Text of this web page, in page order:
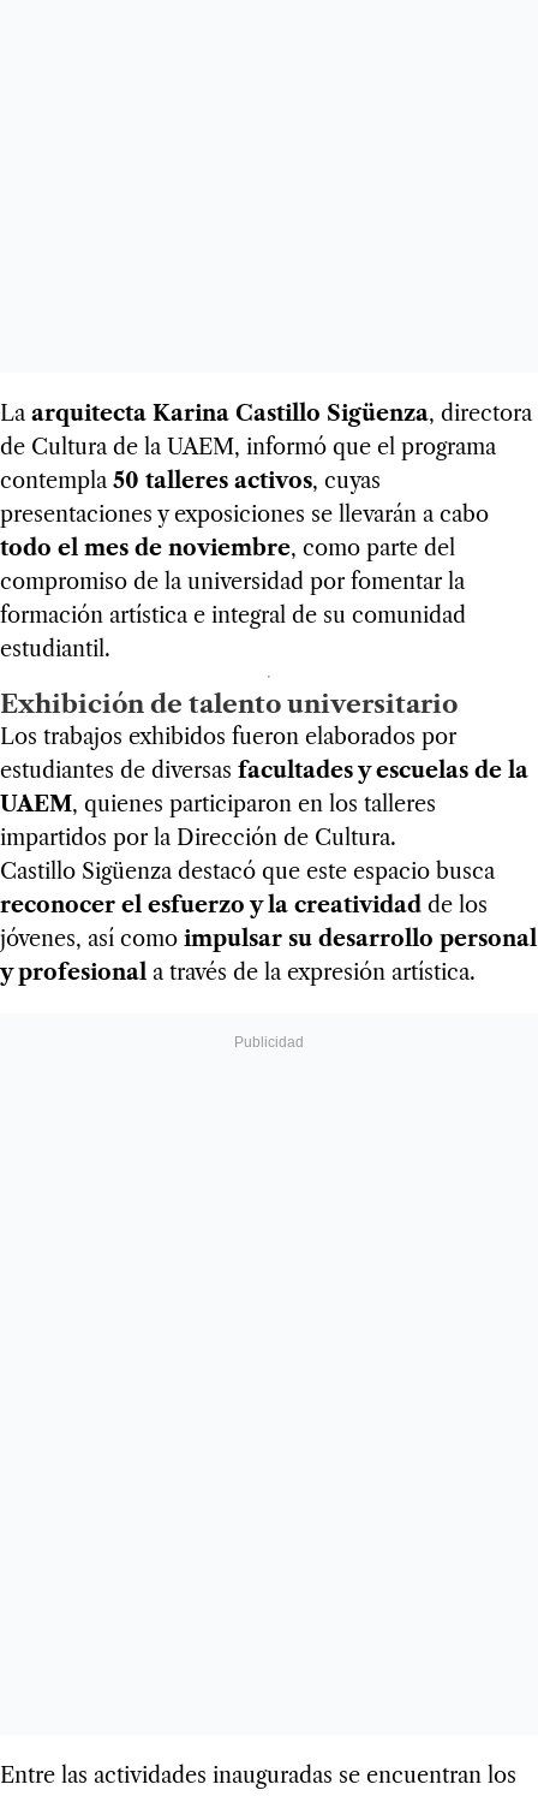
La arquitecta Karina Castillo Sigüenza, directora
de Cultura de la UAEM, informó que el programa
contempla 50 talleres activos, cuyas
presentaciones y exposiciones se llevarán a cabo
todo el mes de noviembre, como parte del
compromiso de la universidad por fomentar la
formación artística e integral de su comunidad
estudiantil.
Exhibición de talento universitario
Los trabajos exhibidos fueron elaborados por
estudiantes de diversas facultades y escuelas de la
UAEM, quienes participaron en los talleres
impartidos por la Dirección de Cultura.
Castillo Sigüenza destacó que este espacio busca
reconocer el esfuerzo y la creatividad de los
jóvenes, así como impulsar su desarrollo personal
y profesional a través de la expresión artística.
Entre las actividades inauguradas se encuentran los